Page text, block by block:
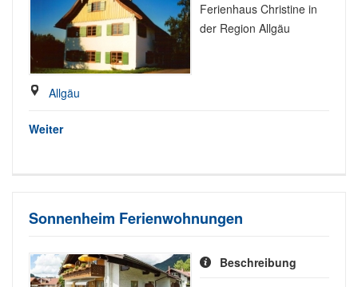
Ferienhaus Christine in
der Region Allgäu
Allgäu
Weiter
Sonnenheim Ferienwohnungen
Beschreibung